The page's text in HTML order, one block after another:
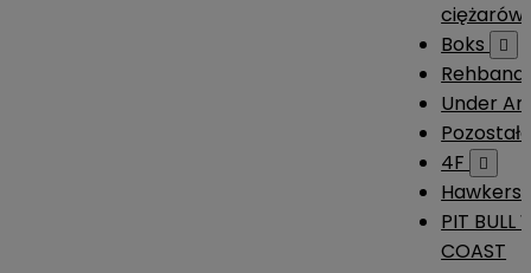
ciężarów
Boks

Rehband
Under
4F

Hawkers
PIT BULL
COAST